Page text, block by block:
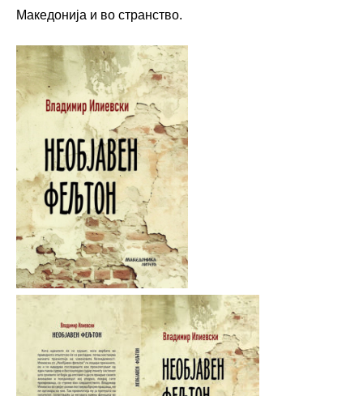
Македонија и во странство.